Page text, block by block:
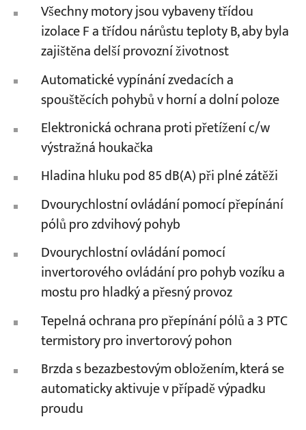
Všechny motory jsou vybaveny třídou
izolace F a třídou nárůstu teploty B, aby byla
zajištěna delší provozní životnost
Automatické vypínání zvedacích a
spouštěcích pohybů v horní a dolní poloze
Elektronická ochrana proti přetížení c/w
výstražná houkačka
Hladina hluku pod 85 dB(A) při plné zátěži
Dvourychlostní ovládání pomocí přepínání
pólů pro zdvihový pohyb
Dvourychlostní ovládání pomocí
invertorového ovládání pro pohyb vozíku a
mostu pro hladký a přesný provoz
Tepelná ochrana pro přepínání pólů a 3 PTC
termistory pro invertorový pohon
Brzda s bezazbestovým obložením, která se
automaticky aktivuje v případě výpadku
proudu